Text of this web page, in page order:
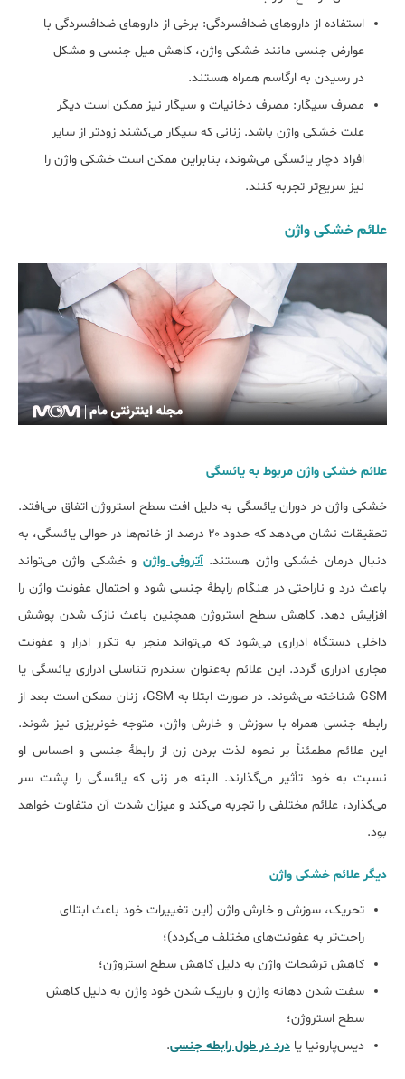
استفاده از داروهای ضدافسردگی: برخی از داروهای ضدافسردگی با
عوارض جنسی مانند خشکی واژن، کاهش میل جنسی و مشکل
در رسیدن به ارگاسم همراه هستند.
مصرف سیگار: مصرف دخانیات و سیگار نیز ممکن است دیگر
علت خشکی واژن باشد. زنانی که سیگار می‌کشند زودتر از سایر
افراد دچار یائسگی می‌شوند، بنابراین ممکن است خشکی واژن را
نیز سریع‌تر تجربه کنند.
علائم خشکی واژن
علائم خشکی واژن مربوط به یائسگی
خشکی واژن در دوران یائسگی به دلیل افت سطح استروژن اتفاق می‌افتد.
تحقیقات نشان می‌دهد که حدود ۲۰ درصد از خانم‌ها در حوالی یائسگی، به
دنبال درمان خشکی واژن هستند. آتروفی واژن و خشکی واژن می‌تواند
باعث درد و ناراحتی در هنگام رابطهٔ جنسی شود و احتمال عفونت واژن را
افزایش دهد. کاهش سطح استروژن همچنین باعث نازک شدن پوشش
داخلی دستگاه ادراری می‌شود که می‌تواند منجر به تکرر ادرار و عفونت
مجاری ادراری گردد. این علائم به‌عنوان سندرم تناسلی ادراری یائسگی یا
GSM شناخته می‌شوند. در صورت ابتلا به GSM، زنان ممکن است بعد از
رابطه جنسی همراه با سوزش و خارش واژن، متوجه خونریزی نیز شوند.
این علائم مطمئناً بر نحوه لذت بردن زن از رابطهٔ جنسی و احساس او
نسبت به خود تأثیر می‌گذارند. البته هر زنی که یائسگی را پشت سر
می‌گذارد، علائم مختلفی را تجربه می‌کند و میزان شدت آن متفاوت خواهد
بود.
دیگر علائم خشکی واژن
تحریک، سوزش و خارش واژن (این تغییرات خود باعث ابتلای
راحت‌تر به عفونت‌های مختلف می‌گردد)؛
کاهش ترشحات واژن به دلیل کاهش سطح استروژن؛
سفت شدن دهانه واژن و باریک شدن خود واژن به دلیل کاهش
سطح استروژن؛
دیس‌پارونیا یا درد در طول رابطه جنسی.